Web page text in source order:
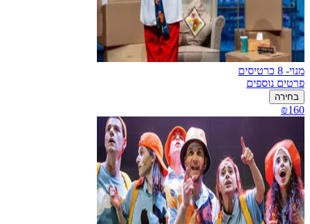
מנוי- 8 כרטיסים
פרטים נוספים
בחירה
₪160